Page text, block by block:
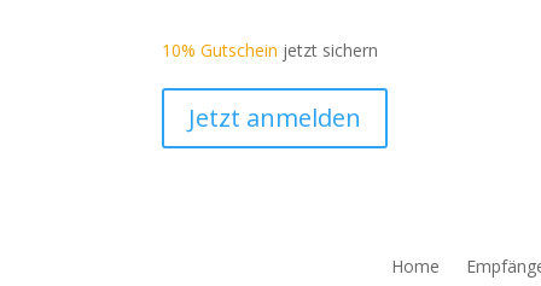
10% Gutschein jetzt sichern
Jetzt anmelden
Home